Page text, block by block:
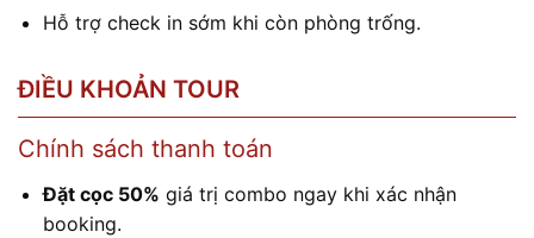
Hỗ trợ check in sớm khi còn phòng trống.
ĐIỀU KHOẢN TOUR
Chính sách thanh toán
Đặt cọc 50% giá trị combo ngay khi xác nhận
booking.